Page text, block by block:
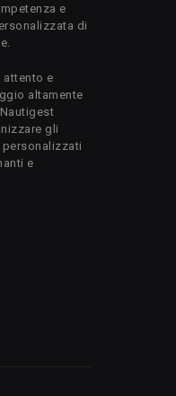
e
di
e
altamente
gli
e